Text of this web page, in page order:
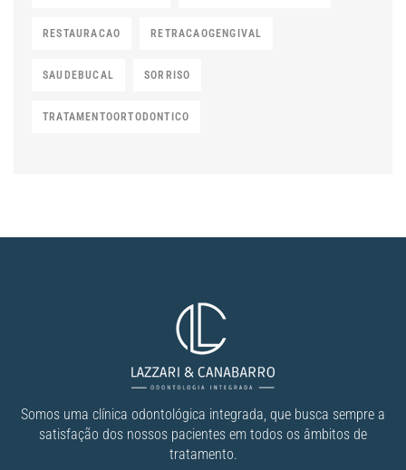
RESTAURACAO RETRACAOGENGIVAL
SAUDEBUCAL SORRISO
TRATAMENTOORTODONTICO
Somos uma clínica odontológica integrada, que busca sempre a
satisfação dos nossos pacientes em todos os âmbitos de
tratamento.